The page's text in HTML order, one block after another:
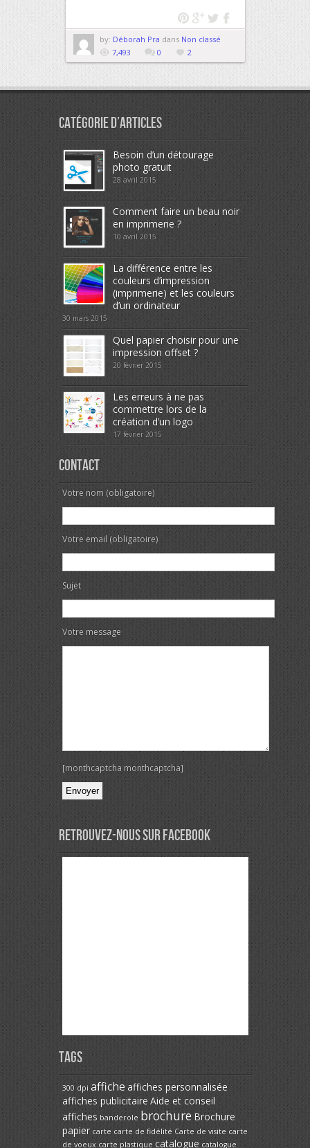
by: Déborah Pra dans Non classé
7,493
0 2
Catégorie d’articles
Besoin d’un détourage
photo gratuit
28 avril 2015
Comment faire un beau noir
en imprimerie ?
10 avril 2015
La différence entre les
couleurs d’impression
(imprimerie) et les couleurs
d’un ordinateur
30 mars 2015
Quel papier choisir pour une
impression offset ?
20 février 2015
Les erreurs à ne pas
commettre lors de la
création d’un logo
17 février 2015
Contact
Votre nom (obligatoire)
Votre email (obligatoire)
Sujet
Votre message
[monthcaptcha monthcaptcha]
Veuillez laisser ce champ vide.
Retrouvez-nous sur Facebook
Tags
300 dpi affiche affiches personnalisée
affiches publicitaire Aide et conseil
affiches banderole brochure Brochure
papier carte carte de fidélité Carte de visite carte
de voeux carte plastique catalogue catalogue